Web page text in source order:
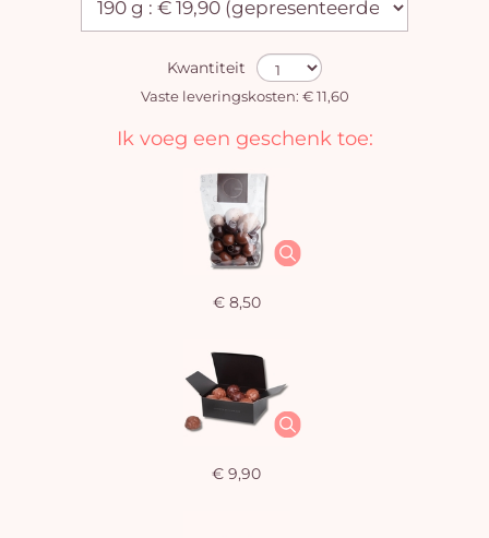
Kwantiteit
Vaste leveringskosten: € 11,60
Ik voeg een geschenk toe:
€ 8,50
€ 9,90